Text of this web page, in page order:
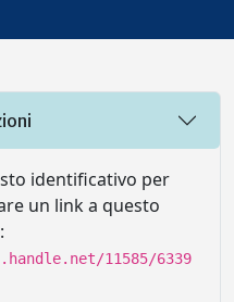
identificativo per
un link a questo
11585/6339